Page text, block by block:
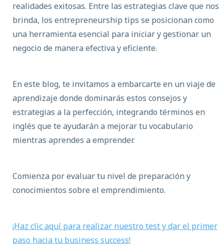
realidades exitosas. Entre las estrategias clave que nos
brinda, los entrepreneurship tips se posicionan como
una herramienta esencial para iniciar y gestionar un
negocio de manera efectiva y eficiente.
En este blog, te invitamos a embarcarte en un viaje de
aprendizaje donde dominarás estos consejos y
estrategias a la perfección, integrando términos en
inglés que te ayudarán a mejorar tu vocabulario
mientras aprendes a emprender.
Comienza por evaluar tu nivel de preparación y
conocimientos sobre el emprendimiento.
¡Haz clic aquí para realizar nuestro test y dar el primer
paso hacia tu business success!